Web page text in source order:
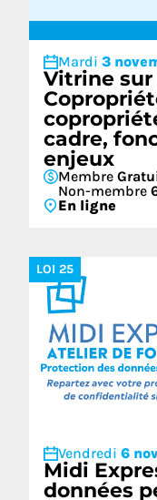
Mardi 3
Vitrine
cadre,
enjeux
Membre
Non-membre
En ligne
LOI 25
Vendredi 6
Midi
données